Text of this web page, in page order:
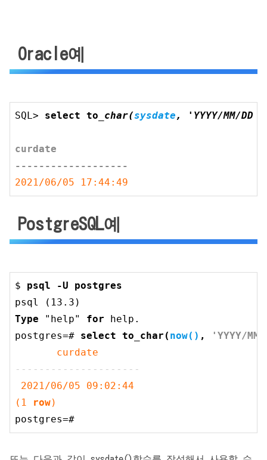
Oracle예
SQL> select to _char(sysdate, 'YYYY/MM/
curdate
-------------------
2021/06/05 17:44:49
PostgreSQL예
$ psql -U postgres
psql ( 13.3
Type "help" for help.
postgres=# select to_char( now() ,
'YYYY/
---------------------
2021/06/05 09 : 02 : 44
( 1 row
postgres=#